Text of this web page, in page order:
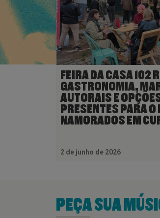
FEIRA DA CASA 102
GASTRONOMIA,
AUTORAIS E
PRESENTES PARA O
NAMORADOS EM
2 de junho de 2026
PEÇA SUA